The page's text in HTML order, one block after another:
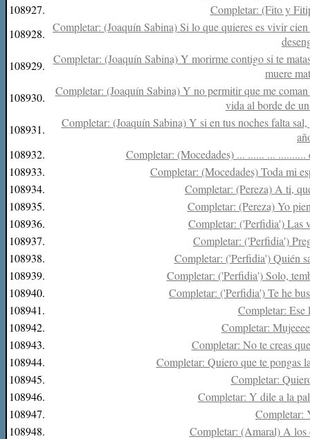
108927.
Completar: (Fito y
108928. Completar: (Joaquín Sabina) Si lo que quieres es vivir
108929.
Completar: (Joaquín Sabina) Y morirme contigo si te
muere
108930.
Completar: (Joaquín Sabina) Y no permitir que me
vida al borde de
108931.
Completar: (Joaquín Sabina) Y si en tus noches falta
108932.
Completar: (Mocedades) ... ...... ... ..........
108933.
Completar: (Mocedades) Toda mi
108934.
Completar: (Pereza) A ti,
108935.
Completar: (Pereza) Yo
108936.
Completar: ('Perfidia') Las
108937.
Completar: ('Perfidia')
108938.
Completar: ('Perfidia') Quién
108939.
Completar: ('Perfidia') Solo,
108940.
Completar: ('Perfidia') Te he
108941.
Completar: Ese
108942.
Completar:
108943.
Completar: No te creas
108944.
Completar: Quiero que te pongas
108945.
Completar:
108946.
Completar: Y dile a la
108947.
Completar:
108948.
Completar: (Amaral) A los